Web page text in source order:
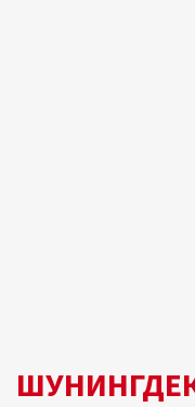
ШУНИНГДЕК